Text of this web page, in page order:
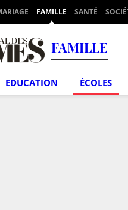
FAMILLE SANTÉ
FAMILLE
EDUCATION ÉCOLES